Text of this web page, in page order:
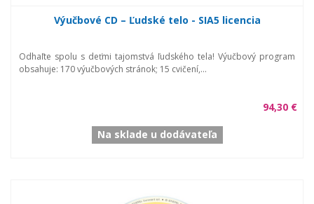
Výučbové CD – Ľudské telo - SIA5 licencia
Odhaľte spolu s deťmi tajomstvá ľudského tela! Výučbový program
obsahuje: 170 výučbových stránok; 15 cvičení,...
94,30 €
Na sklade u dodávateľa